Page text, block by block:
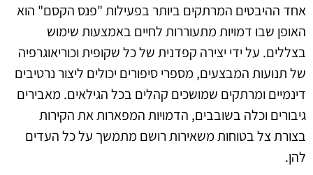
אחד ההיבטים המרתקים ביותר בפעילות "פנס הקסם" הוא
האופן שבו דמויות מתעוררות לחיים באמצעות שימוש
בצללים. על ידי יצירה קפדנית של כל שקופית וכוריאוגרפיה
של תנועות המבצעים, מספרי סיפורים יכולים ליצור נרטיבים
דינמיים ומרתקים שמושכים קהלים בכל הגילאים. מאבירים
גיבורים וכלה בשובבים, הדמויות המפארות את הקירות
בצורת צל בטוחות משאירות רושם מתמשך על כל העדים
להן.